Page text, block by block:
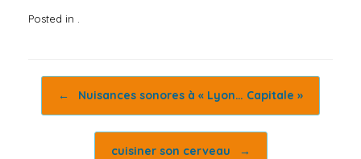
Posted in .
← Nuisances sonores à « Lyon… Capitale »
cuisiner son cerveau →